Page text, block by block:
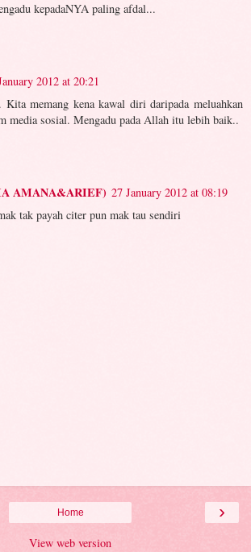
kepadaNYA paling afdal...
2012 at 20:21
memang kena kawal diri daripada meluahkan
media sosial. Mengadu pada Allah itu lebih baik..
AMANA&ARIEF) 27 January 2012 at 08:19
tak payah citer pun mak tau sendiri
›
Home
View web version